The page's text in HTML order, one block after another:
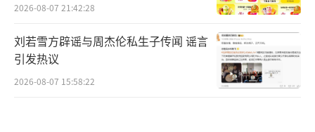
2026-08-07 21:42:28
刘若雪方辟谣与周杰伦私生子传闻 谣言
引发热议
2026-08-07 15:58:22